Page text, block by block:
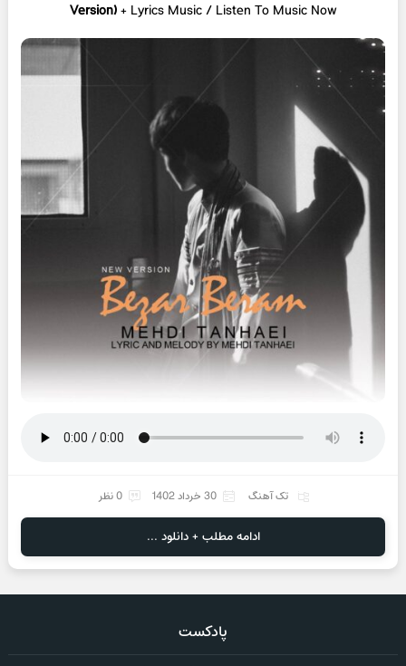
Version)+ Lyrics Music / Listen To Music Now
تک آهنگ 30 خرداد 1402 0 نظر
ادامه مطلب + دانلود ...
پادکست